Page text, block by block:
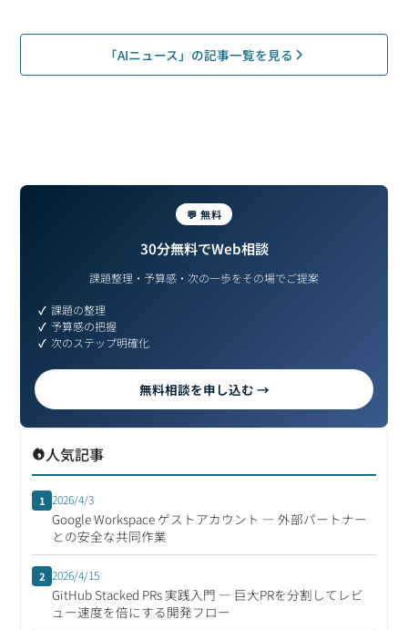
「AIニュース」の記事一覧を見る
💬 無料
30分無料でWeb相談
課題整理・予算感・次の一歩をその場でご提案
課題の整理
予算感の把握
次のステップ明確化
無料相談を申し込む →
人気記事
1 2026/4/3
Google Workspace ゲストアカウント ― 外部パートナー
との安全な共同作業
2 2026/4/15
GitHub Stacked PRs 実践入門 ― 巨大PRを分割してレビ
ュー速度を倍にする開発フロー